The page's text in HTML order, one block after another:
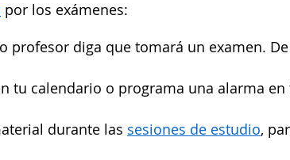
por los exámenes:
profesor diga que tomará un examen.
tu calendario o programa una alarma
durante las sesiones de estudio,